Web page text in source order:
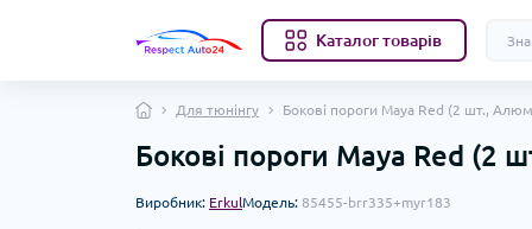
Каталог товарів
Для тюнінгу Бокові пороги Maya Red (2 шт.,
Бокові пороги Maya Red (2
Виробник: ErkulМодель: 85455-brr335+myr183